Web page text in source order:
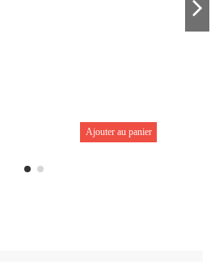
Ajouter au panier